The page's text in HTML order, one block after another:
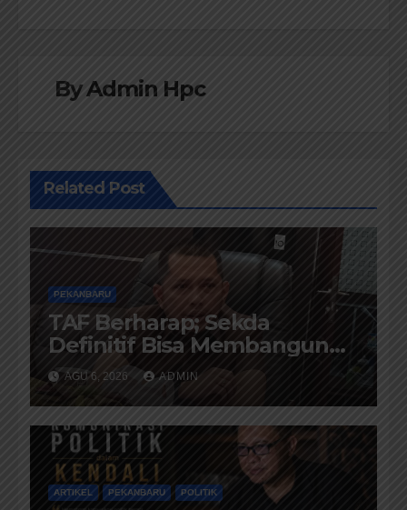
ByAdmin Hpc
Related Post
PEKANBARU
TAF Berharap; Sekda
Definitif Bisa Membangun
Komunikasi Antara Eksekutif
dan Legislatif
AGU 6, 2026 ADMIN
ARTIKEL PEKANBARU POLITIK